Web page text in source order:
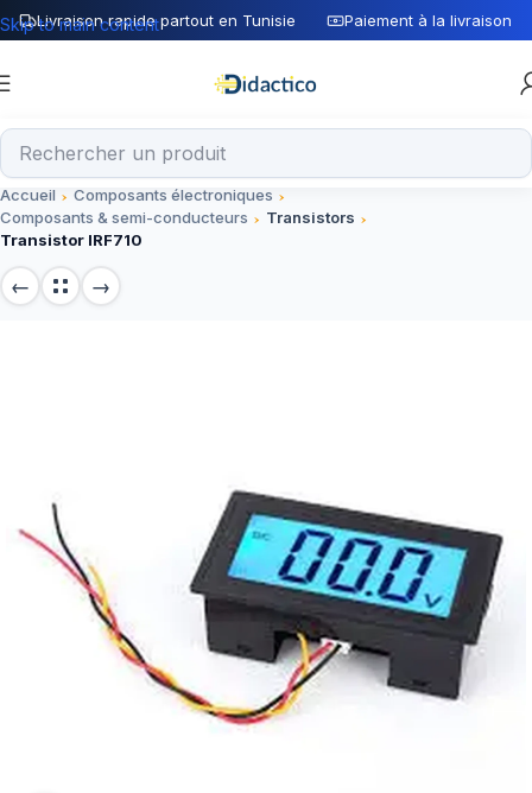
Livraison rapide partout en Tunisie Paiement à la livraison
Skip to main content
Accueil
Composants électroniques
Composants & semi-conducteurs
Transistors
Transistor IRF710